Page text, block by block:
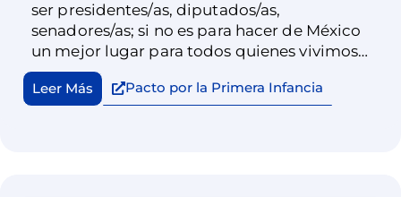
ser presidentes/as, diputados/as,
senadores/as; si no es para hacer de México
un mejor lugar para todos quienes vivimos
aquí?
Leer Más Pacto por la Primera Infancia